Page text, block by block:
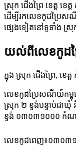
ស្រុក ជើងព្រៃ ខេត្ត ខេ
ដើម្បីរកលេខកូដប្រៃស
ផ្សេងទៀតនៅទូទាំង ស្រុ
យល់ពីលេខកូដប្
ក្នុង ស្រុក ជើងព្រៃ, ខេត្
លេខកូដប្រៃសណីយ៍កម្ពុជា
ស្រុក ២ ខ្ទង់បន្ទាប់ជាឃុំ
ខ្ទង់ ០៣០៣១០០០ កំណ
លេខកូដពេញ៖០៣០៣